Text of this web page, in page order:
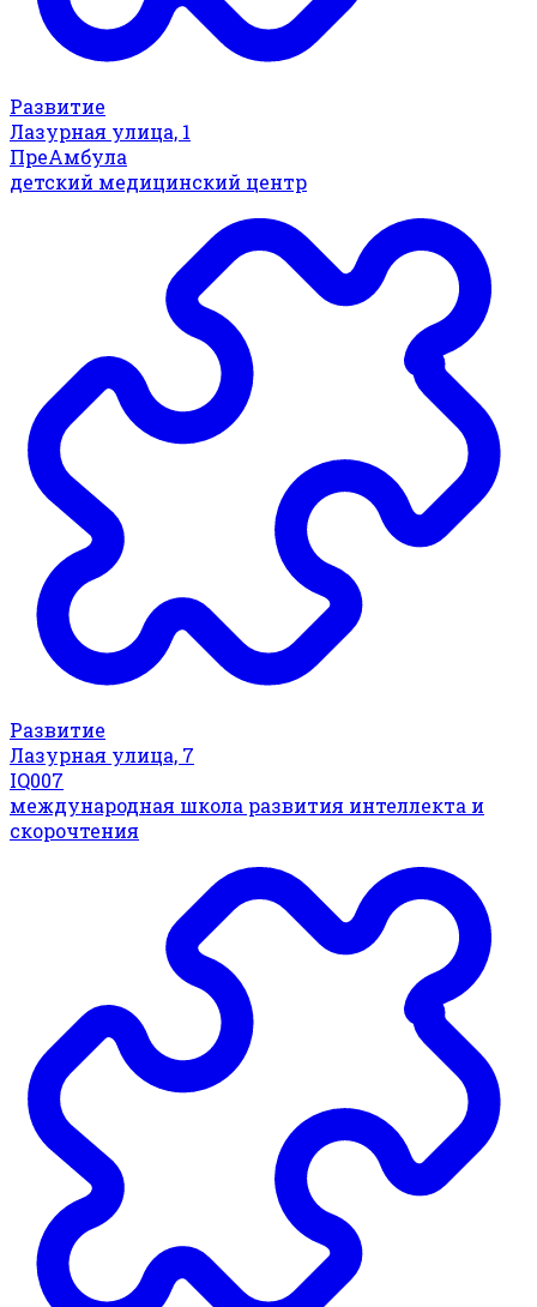
Развитие
Лазурная улица, 1
ПреАмбула
детский медицинский центр
Развитие
Лазурная улица, 7
IQ007
международная школа развития интеллекта и
скорочтения